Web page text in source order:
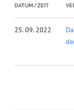
DATUM/ZEIT
25. 09. 2022